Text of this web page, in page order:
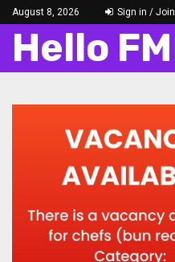
August 8, 2026 Sign in / Join
Hello FM